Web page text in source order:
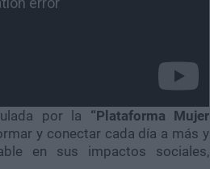
por la “Plataforma Mujer
y conectar cada día a más y
en sus impactos sociales,